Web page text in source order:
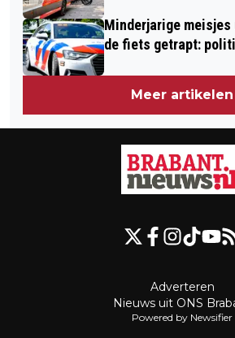
Minderjarige
de fiets getrapt:
Meer artikelen
Adverteren
Nieuws uit ONS
Powered by Newsifier